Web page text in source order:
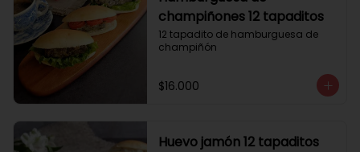
champiñones 12 tapaditos
12 tapadito de hamburguesa de
champiñón
$16.000
Huevo jamón 12 tapaditos